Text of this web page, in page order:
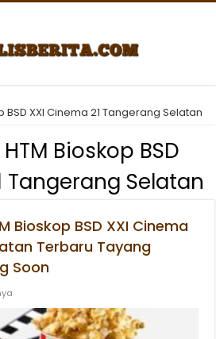
BSD XXI Cinema 21 Tangerang Selatan
HTM Bioskop BSD
Tangerang Selatan
Bioskop BSD XXI Cinema
Terbaru Tayang
Soon